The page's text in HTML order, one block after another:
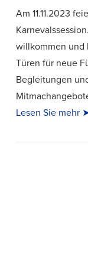
Am 11.11.2023
willkommen und
Türen für neue
Begleitungen
Lesen Sie mehr